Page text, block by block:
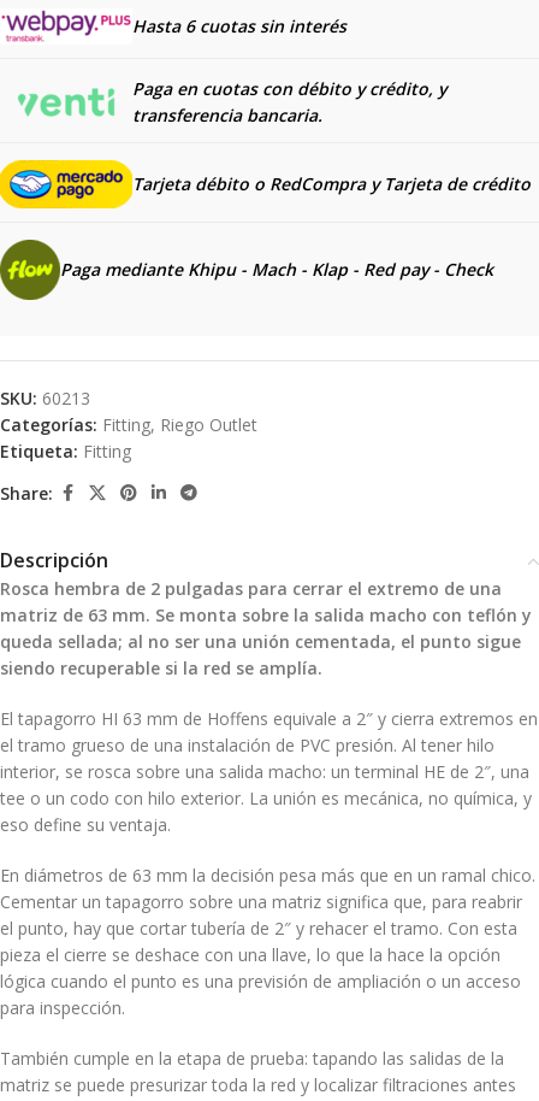
Hasta 6 cuotas sin interés
Paga en cuotas con débito y crédito, y
transferencia bancaria.
Tarjeta débito o RedCompra y Tarjeta de crédito
Paga mediante Khipu - Mach - Klap - Red pay - Check
SKU: 60213
Categorías: Fitting, Riego Outlet
Etiqueta: Fitting
Share:
Descripción
Rosca hembra de 2 pulgadas para cerrar el extremo de una
matriz de 63 mm. Se monta sobre la salida macho con teflón y
queda sellada; al no ser una unión cementada, el punto sigue
siendo recuperable si la red se amplía.
El tapagorro HI 63 mm de Hoffens equivale a 2″ y cierra extremos en
el tramo grueso de una instalación de PVC presión. Al tener hilo
interior, se rosca sobre una salida macho: un terminal HE de 2″, una
tee o un codo con hilo exterior. La unión es mecánica, no química, y
eso define su ventaja.
En diámetros de 63 mm la decisión pesa más que en un ramal chico.
Cementar un tapagorro sobre una matriz significa que, para reabrir
el punto, hay que cortar tubería de 2″ y rehacer el tramo. Con esta
pieza el cierre se deshace con una llave, lo que la hace la opción
lógica cuando el punto es una previsión de ampliación o un acceso
para inspección.
También cumple en la etapa de prueba: tapando las salidas de la
matriz se puede presurizar toda la red y localizar filtraciones antes